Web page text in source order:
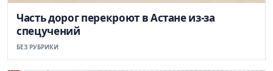
Часть дорог перекроют в Астане из-за
спецучений
БЕЗ РУБРИКИ